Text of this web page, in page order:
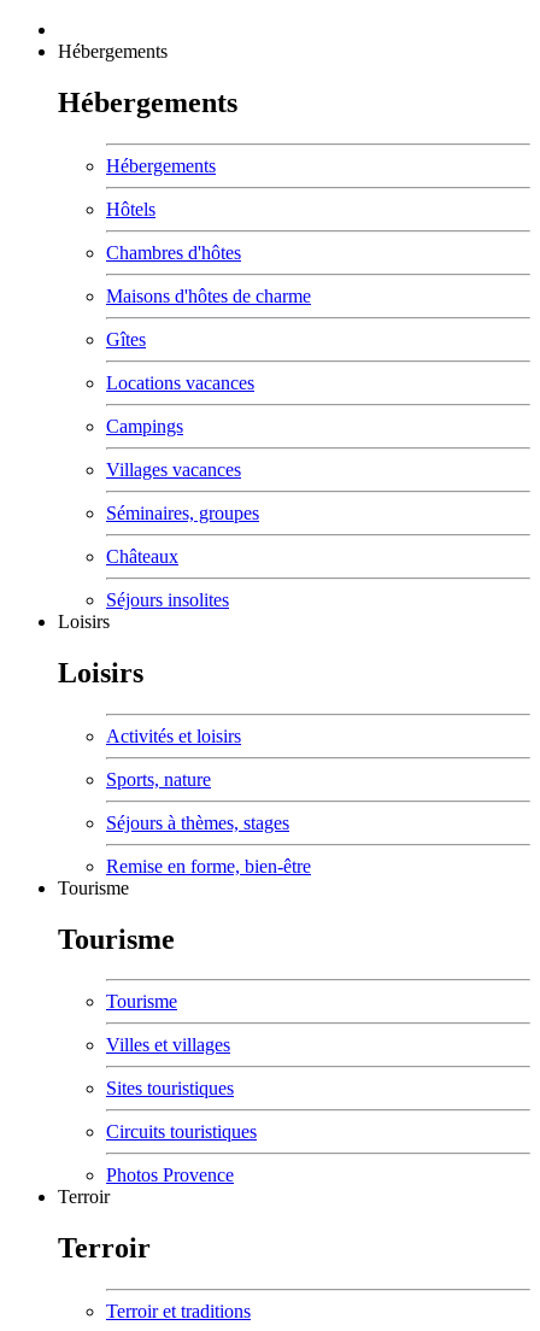
Hébergements
Hébergements
Hébergements
Hôtels
Chambres d'hôtes
Maisons d'hôtes de charme
Gîtes
Locations vacances
Campings
Villages vacances
Séminaires, groupes
Châteaux
Séjours insolites
Loisirs
Loisirs
Activités et loisirs
Sports, nature
Séjours à thèmes, stages
Remise en forme, bien-être
Tourisme
Tourisme
Tourisme
Villes et villages
Sites touristiques
Circuits touristiques
Photos Provence
Terroir
Terroir
Terroir et traditions